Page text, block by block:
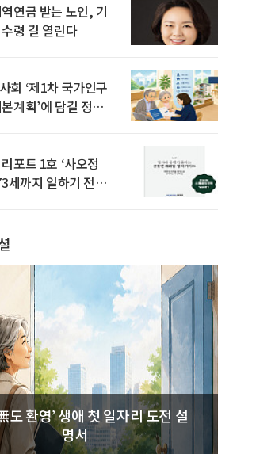
연금 받는 노인, 기
령 길 열린다
회 ‘제1차 국가인구
계획’에 담길 정책
포트 1호 ‘사오정
세까지 일하기 전략’
환영’ 생애 첫 일자리 도전 설
명서